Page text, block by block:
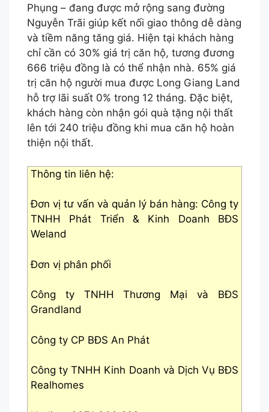
Phụng – đang được mở rộng sang đường
Nguyễn Trãi giúp kết nối giao thông dễ dàng
và tiềm năng tăng giá. Hiện tại khách hàng
chỉ cần có 30% giá trị căn hộ, tương đương
666 triệu đồng là có thể nhận nhà. 65% giá
trị căn hộ người mua được Long Giang Land
hỗ trợ lãi suất 0% trong 12 tháng. Đặc biệt,
khách hàng còn nhận gói quà tặng nội thất
lên tới 240 triệu đồng khi mua căn hộ hoàn
thiện nội thất.
Thông tin liên hệ:
Đơn vị tư vấn và quản lý bán hàng: Công ty
TNHH Phát Triển & Kinh Doanh BĐS
Weland
Đơn vị phân phối
Công ty TNHH Thương Mại và BĐS
Grandland
Công ty CP BĐS An Phát
Công ty TNHH Kinh Doanh và Dịch Vụ BĐS
Realhomes